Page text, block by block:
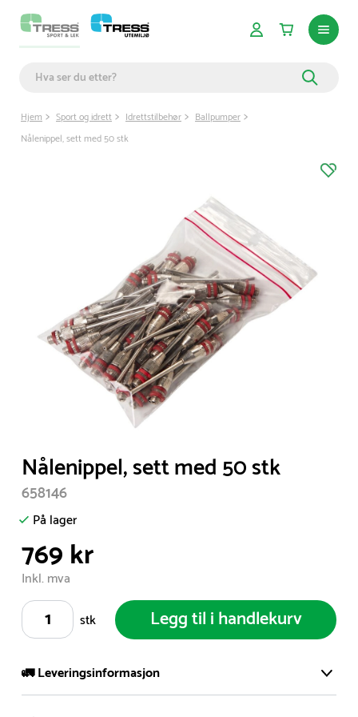
Hjem Sport og idrett Idrettstilbehør
Ballpumper
Nålenippel, sett med 50 stk
Item
1
of
1
Nålenippel, sett med 50 stk
658146
På lager
769 kr
Inkl. mva
stk
Legg til i handlekurv
🚛 Leveringsinformasjon